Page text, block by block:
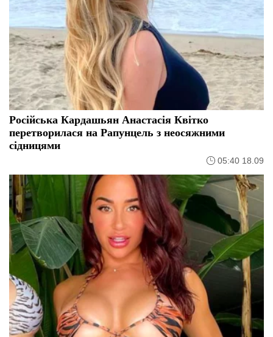
Російська Кардашьян Анастасія Квітко
перетворилася на Рапунцель з неосяжними
сідницями
05:40 18.09